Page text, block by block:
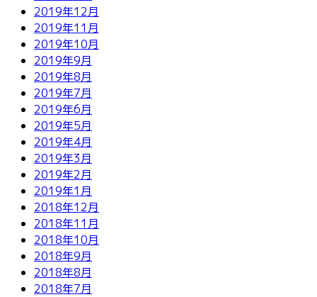
2019年12月
2019年11月
2019年10月
2019年9月
2019年8月
2019年7月
2019年6月
2019年5月
2019年4月
2019年3月
2019年2月
2019年1月
2018年12月
2018年11月
2018年10月
2018年9月
2018年8月
2018年7月